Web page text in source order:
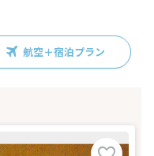
航空＋宿泊プラン